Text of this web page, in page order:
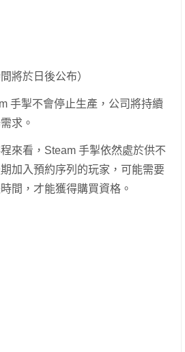
將於日後公布）
手掣不會停止生產，公司將持續
求。
來看，Steam 手掣依然處於供不
加入預約序列的玩家，可能需要
間，才能獲得購買資格。